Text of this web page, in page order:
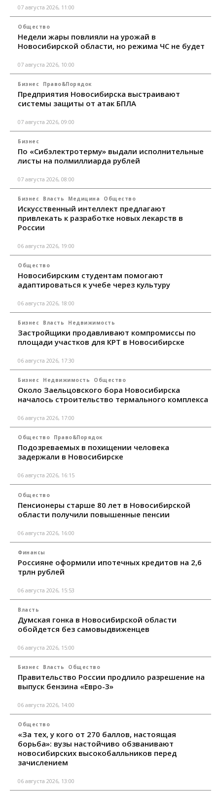
07 августа 2026, 11:00
Общество
Недели жары повлияли на урожай в
Новосибирской области, но режима ЧС не будет
07 августа 2026, 10:00
Бизнес Право&Порядок
Предприятия Новосибирска выстраивают
системы защиты от атак БПЛА
07 августа 2026, 09:00
Бизнес
По «Сибэлектротерму» выдали исполнительные
листы на полмиллиарда рублей
07 августа 2026, 08:00
Бизнес Власть Медицина Общество
Искусственный интеллект предлагают
привлекать к разработке новых лекарств в
России
06 августа 2026, 19:00
Общество
Новосибирским студентам помогают
адаптироваться к учебе через культуру
06 августа 2026, 18:00
Бизнес Власть Недвижимость
Застройщики продавливают компромиссы по
площади участков для КРТ в Новосибирске
06 августа 2026, 17:30
Бизнес Недвижимость Общество
Около Заельцовского бора Новосибирска
началось строительство термального комплекса
06 августа 2026, 17:00
Общество Право&Порядок
Подозреваемых в похищении человека
задержали в Новосибирске
06 августа 2026, 16:15
Общество
Пенсионеры старше 80 лет в Новосибирской
области получили повышенные пенсии
06 августа 2026, 16:00
Финансы
Россияне оформили ипотечных кредитов на 2,6
трлн рублей
06 августа 2026, 15:53
Власть
Думская гонка в Новосибирской области
обойдется без самовыдвиженцев
06 августа 2026, 15:00
Бизнес Власть Общество
Правительство России продлило разрешение на
выпуск бензина «Евро-3»
06 августа 2026, 14:00
Общество
«За тех, у кого от 270 баллов, настоящая
борьба»: вузы настойчиво обзванивают
новосибирских высокобалльников перед
зачислением
06 августа 2026, 13:00